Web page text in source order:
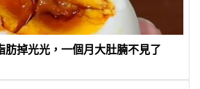
肪掉光光，一個月大肚腩不見了